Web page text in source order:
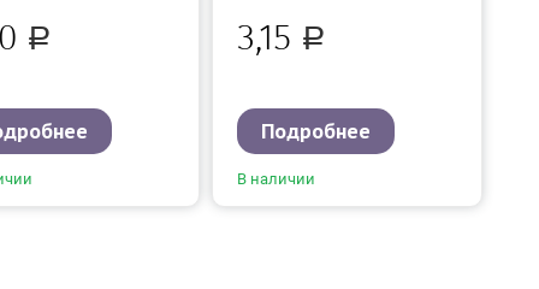
Р 3,15 Р
Подробнее
В наличии